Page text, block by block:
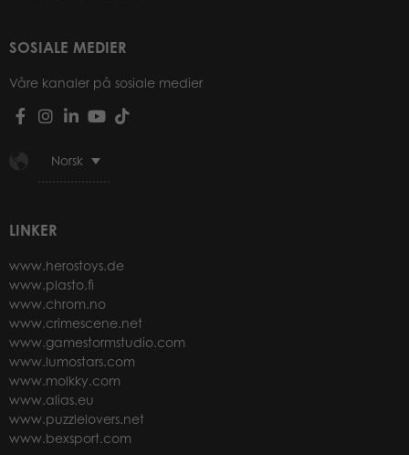
SOSIALE MEDIER
Våre kanaler på sosiale medier
Norsk
LINKER
www.herostoys.de
www.plasto.fi
www.chrom.no
www.crimescene.net
www.gamestormstudio.com
www.lumostars.com
www.molkky.com
www.alias.eu
www.puzzlelovers.net
www.bexsport.com